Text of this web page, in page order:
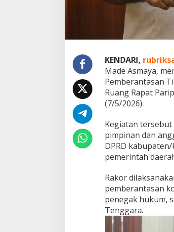
a
w
T
e
a
n
k
a
n
e
g
r
i
s
P
e
y
KENDARI,
Made Asmaya,
Pemberantasan
Ruang Rapat
(7/5/2026).
Kegiatan
pimpinan dan
DPRD
pemerintah
Rakor
pemberantasan
penegak hukum,
Tenggara.